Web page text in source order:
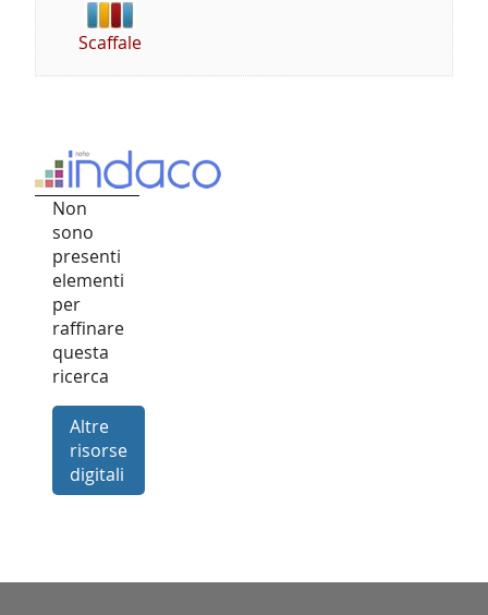
Scaffale
Non
sono
presenti
elementi
per
raffinare
questa
ricerca
Altre
risorse
digitali